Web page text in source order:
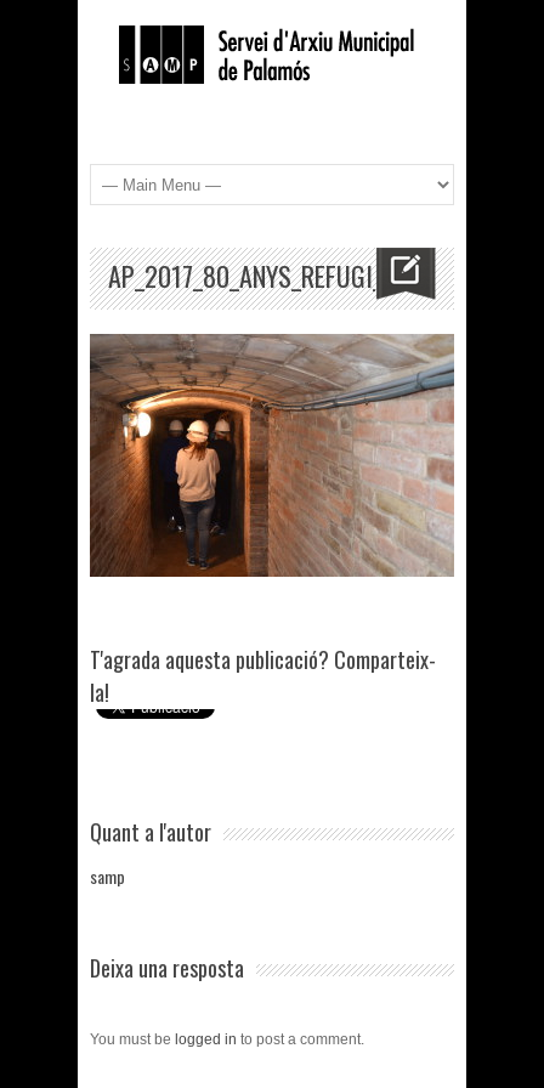
AP_2017_80_ANYS_REFUGI_2
T'agrada aquesta publicació? Comparteix-
la!
Quant a l'autor
samp
Deixa una resposta
You must be logged in to post a comment.